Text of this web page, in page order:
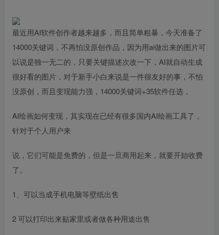
最近用AI软件创作者越来越多，而且简单粗暴，今天准备了
14000关键词，不再怕没原创作品，因为用ai做出来的图片可
以说是独一无二的，只要关键描述次改一下，AI就自动生成
很好看的图片，对于新手小白来说是一件很友好的事，不怕
没原创，而且变现能力强，14000关键词+35软件任选，
AI绘画如何变现，其实现在已经有很多国内AI绘画工具了，
针对于个人用户来
说，它们可能是免费的，但是一旦商用起来，就要开始收费
了。
1、可以当成手机电脑等壁纸出售
2 可以打印出来贴家里或者做各种用途出售